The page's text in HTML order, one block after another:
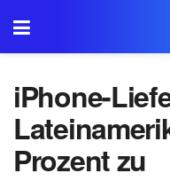
iPhone-
Prozent zu